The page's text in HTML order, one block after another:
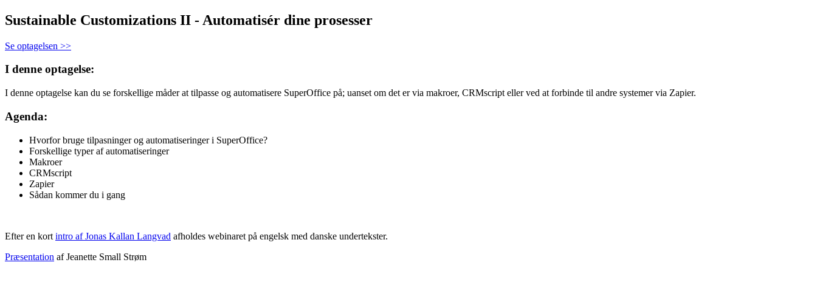
Sustainable Customizations II - Automatisér dine prosesser
Se optagelsen >>
I denne optagelse:
I denne optagelse kan du se forskellige måder at tilpasse og automatisere SuperOffice på; uanset om det er via makroer, CRMscript eller ved at forbinde til andre systemer via Zapier.
Agenda:
Hvorfor bruge tilpasninger og automatiseringer i SuperOffice?
Forskellige typer af automatiseringer
Makroer
CRMscript
Zapier
Sådan kommer du i gang
Efter en kort intro af Jonas Kallan Langvad afholdes webinaret på engelsk med danske undertekster.
Præsentation af Jeanette Small Strøm​